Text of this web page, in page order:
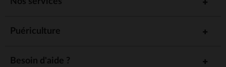
Puériculture
Besoin d'aide ?